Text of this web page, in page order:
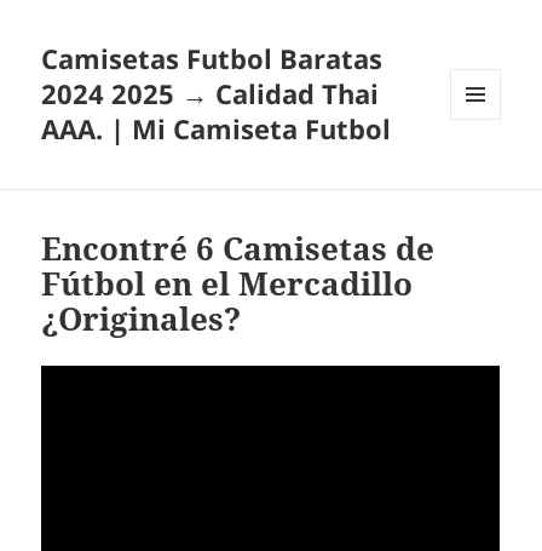
Camisetas Futbol Baratas
2024 2025 → Calidad Thai
AAA. | Mi Camiseta Futbol
Encontré 6 Camisetas de
Fútbol en el Mercadillo
¿Originales?